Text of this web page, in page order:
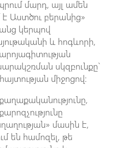
մարդ, այլ ամեն
է Աստծու բերանից»
կերպով
և հոգևորի,
սկզբունքը`
միջոցով:
մասին է,
են համոզել, թե